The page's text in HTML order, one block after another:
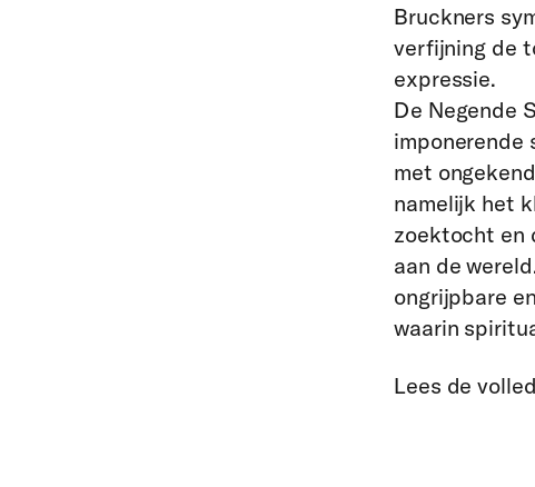
Bruckners
verfijning de
expressie.
De Negende
imponerende
met
namelijk het
zoektocht en
aan de
ongrijpbare
waarin
Lees de